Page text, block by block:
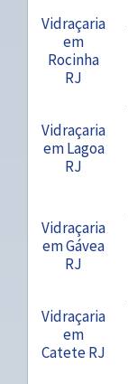
Vidraçaria
em
Rocinha
RJ
Vidraçaria
em Lagoa
RJ
Vidraçaria
em Gávea
RJ
Vidraçaria
em
Catete RJ